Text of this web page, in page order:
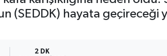
(SEDDK) hayata geçireceği
2 DK